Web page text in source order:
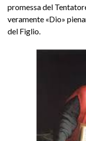
promessa del
veramente «Dio»
del Figlio.